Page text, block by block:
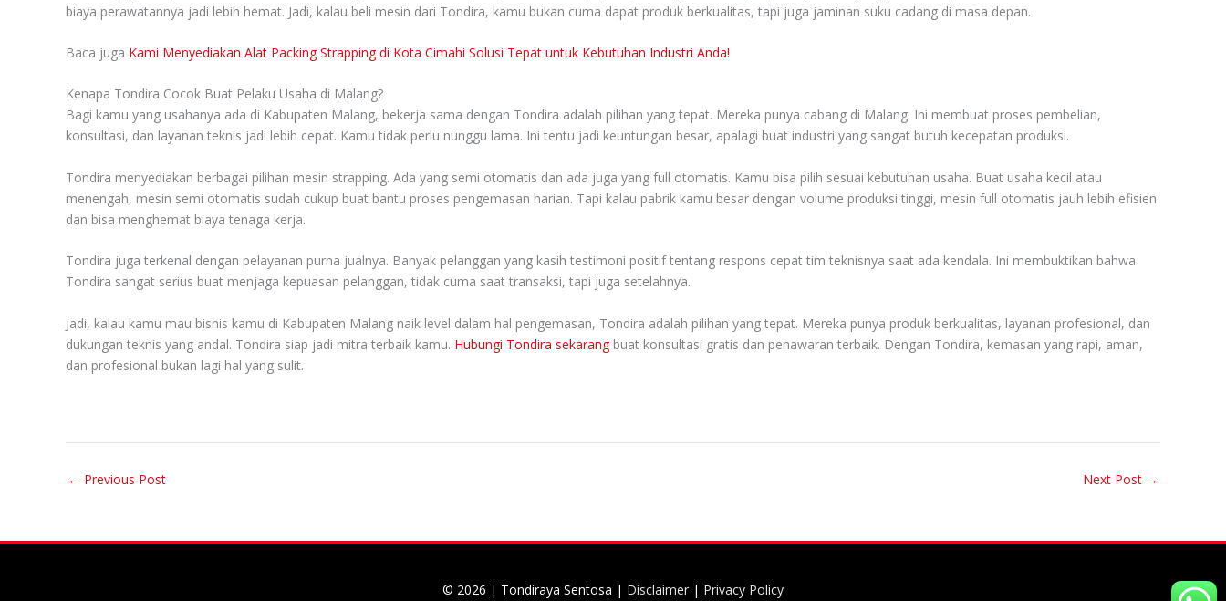
biaya perawatannya jadi lebih hemat. Jadi, kalau beli mesin dari Tondira, kamu bukan cuma dapat produk berkualitas, tapi juga jaminan suku cadang di masa depan.
Baca juga Kami Menyediakan Alat Packing Strapping di Kota Cimahi Solusi Tepat untuk Kebutuhan Industri Anda!
Kenapa Tondira Cocok Buat Pelaku Usaha di Malang?
Bagi kamu yang usahanya ada di Kabupaten Malang, bekerja sama dengan Tondira adalah pilihan yang tepat. Mereka punya cabang di Malang. Ini membuat proses pembelian,
konsultasi, dan layanan teknis jadi lebih cepat. Kamu tidak perlu nunggu lama. Ini tentu jadi keuntungan besar, apalagi buat industri yang sangat butuh kecepatan produksi.
Tondira menyediakan berbagai pilihan mesin strapping. Ada yang semi otomatis dan ada juga yang full otomatis. Kamu bisa pilih sesuai kebutuhan usaha. Buat usaha kecil atau
menengah, mesin semi otomatis sudah cukup buat bantu proses pengemasan harian. Tapi kalau pabrik kamu besar dengan volume produksi tinggi, mesin full otomatis jauh lebih efisien
dan bisa menghemat biaya tenaga kerja.
Tondira juga terkenal dengan pelayanan purna jualnya. Banyak pelanggan yang kasih testimoni positif tentang respons cepat tim teknisnya saat ada kendala. Ini membuktikan bahwa
Tondira sangat serius buat menjaga kepuasan pelanggan, tidak cuma saat transaksi, tapi juga setelahnya.
Jadi, kalau kamu mau bisnis kamu di Kabupaten Malang naik level dalam hal pengemasan, Tondira adalah pilihan yang tepat. Mereka punya produk berkualitas, layanan profesional, dan
dukungan teknis yang andal. Tondira siap jadi mitra terbaik kamu. Hubungi Tondira sekarangbuat konsultasi gratis dan penawaran terbaik. Dengan Tondira, kemasan yang rapi, aman,
dan profesional bukan lagi hal yang sulit.
← Previous Post Next Post →
© 2026 | Tondiraya Sentosa | Disclaimer | Privacy Policy